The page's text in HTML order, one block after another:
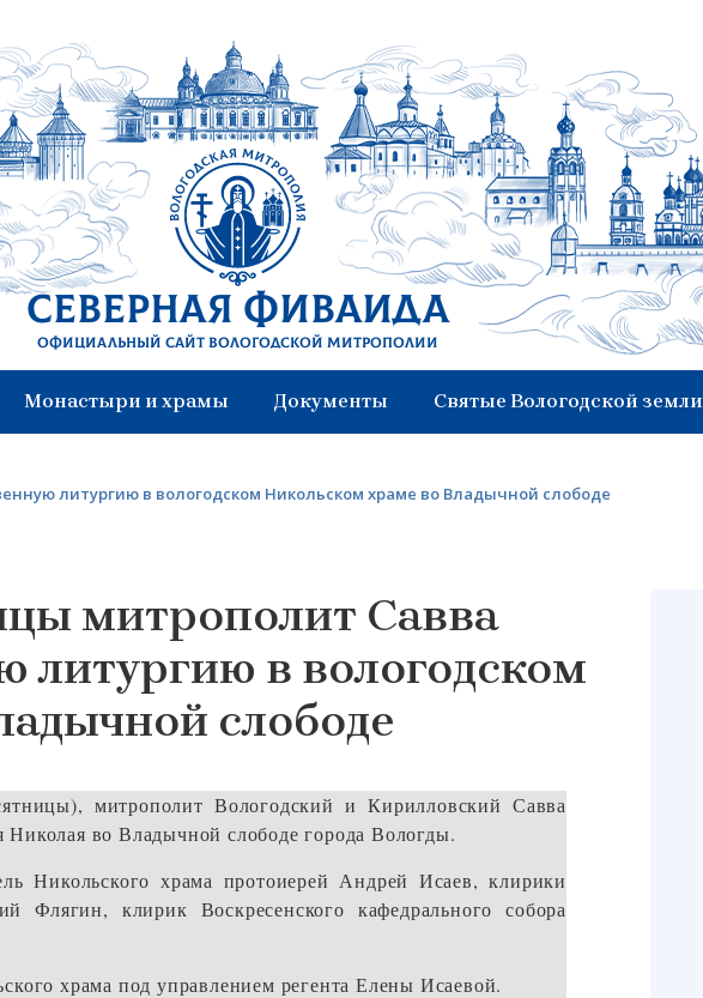
Северная Фиваида
Официальный сайт Вологодской митрополии
Монастыри и храмы Документы Святые Вологодской земли
литургию в вологодском Никольском храме во Владычной слободе
митрополит Савва
литургию в вологодском
слободе
митрополит Вологодский и Кирилловский Савва
во Владычной слободе города Вологды.
Никольского храма протоиерей Андрей Исаев, клирики
клирик Воскресенского кафедрального собора
храма под управлением регента Елены Исаевой.